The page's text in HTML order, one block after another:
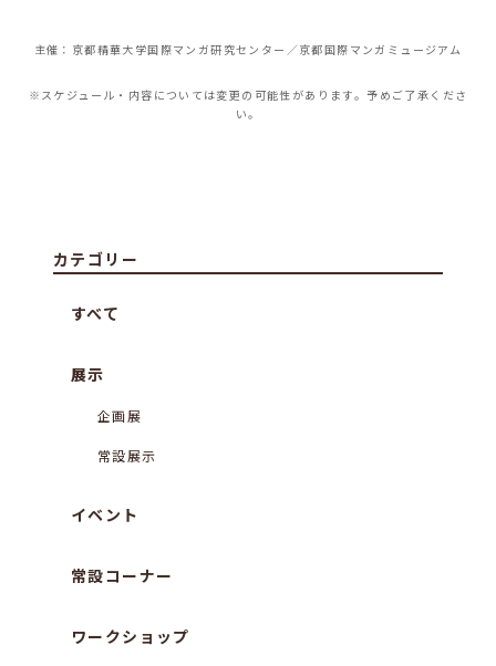
主催：京都精華大学国際マンガ研究センター／京都国際マンガミュージアム
※スケジュール・内容については変更の可能性があります。予めご了承くださ
い。
カテゴリー
すべて
展示
企画展
常設展示
イベント
常設コーナー
ワークショップ